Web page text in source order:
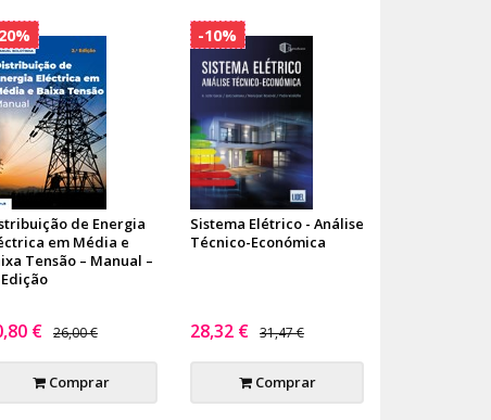
de Energia
em Média e
Tensão – Manual –
Edição
€ 26,00 €
Comprar
Sistema Elétrico - Análise
Técnico-Económica
28,32 € 31,47 €
Comprar
-10%